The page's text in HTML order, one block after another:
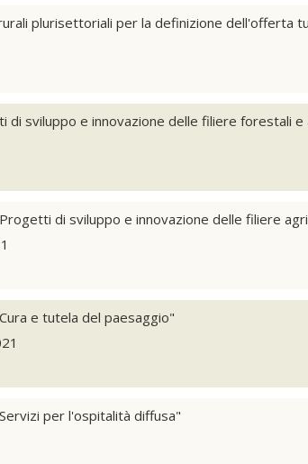
plurisettoriali per la definizione dell'offerta
di sviluppo e innovazione delle filiere forestali
di sviluppo e innovazione delle filiere
e tutela del paesaggio"
per l'ospitalità diffusa"